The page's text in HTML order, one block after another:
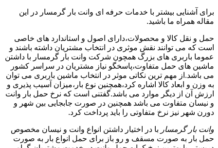
برای آشنایی بیشتر با خدمات حرفه ای وانت بار گرمسار در این
مقاله همراه ما باشید.
حمل و نقل کالا و محصولات،دارای اصول و استاندارد های خاصی
است که می توانند نقش موثری در انتخاب مشتریان داشته باشند و
عموما باربری های بزرگ همچون شرکت وانت بار گرمسار با داشتن
ماشین های حمل متفاوت،پاسخگو نیاز مشتریان در سراسر کشور
می باشد.از مهم ترین نکاتی موثر در انتخاب ماشین باربری می توان
به وزن و ابعاد کالا اشاره کرد،همچنین نوع بار،میزان آسیب پذیری و
ارزش آن از دیگر موارد می باشد.گفتنی است که نرخ حمل بار وانت
و نیسان متفاوت می باشد همچنین در صورت جابجایی بین شهر و
دورن شهر نیز نرخ متفاوتی را باید پرداخت کرد.
وانت بار گرمسار با در اختیار داشتن انواع وانت و نیسان مخصوص
حمل بار به صورت مسقف و رو باز برای حمل انواع بار به صورت